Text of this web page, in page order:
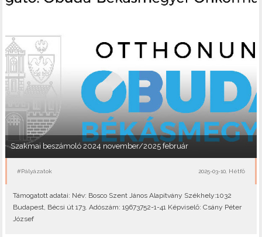
Szakmai beszámoló 2024 november/2025 február
#Pályázatok 2025-03-10, Hétfő
Támogatott adatai: Név: Bosco Szent János Alapítvány Székhely:1032
Budapest, Bécsi út 173. Adószám: 19673752-1-41 Képviselő: Csány Péter
József